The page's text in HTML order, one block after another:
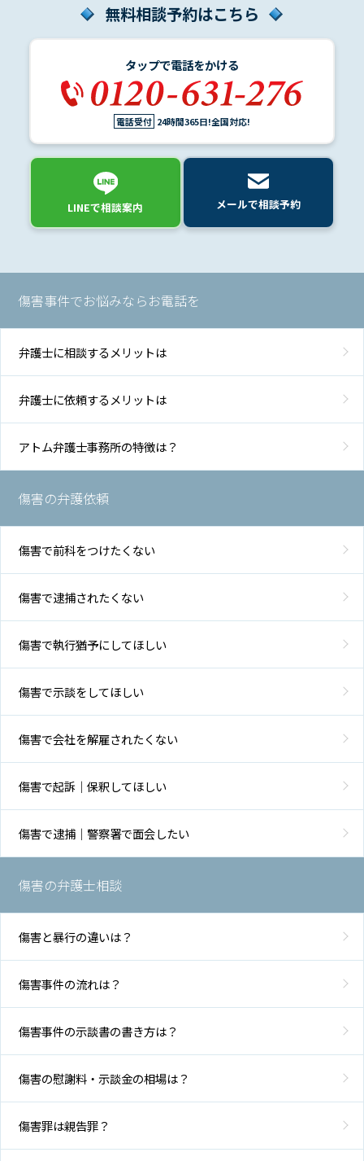
と
費
図・
アク
無料相談予約はこちら
タップで電話をかける
電話受付 24時間365日!全国対応!
LINEで相談案内 メールで相談予約
傷害事件でお悩みならお電話を
弁護士に相談するメリットは
弁護士に依頼するメリットは
アトム弁護士事務所の特徴は？
傷害の弁護依頼
傷害で前科をつけたくない
傷害で逮捕されたくない
傷害で執行猶予にしてほしい
傷害で示談をしてほしい
傷害で会社を解雇されたくない
傷害で起訴｜保釈してほしい
傷害で逮捕｜警察署で面会したい
傷害の弁護士相談
傷害と暴行の違いは？
傷害事件の流れは？
傷害事件の示談書の書き方は？
傷害の慰謝料・示談金の相場は？
傷害罪は親告罪？